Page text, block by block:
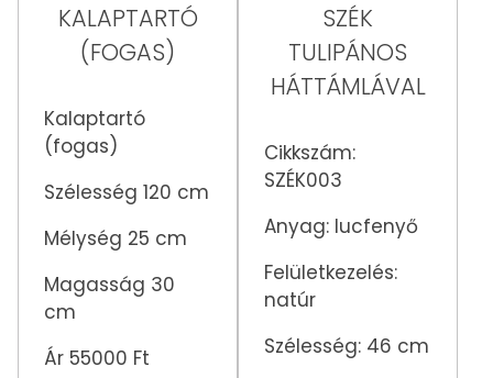
KALAPTARTÓ
(FOGAS)
Kalaptartó
(fogas)
Szélesség 120 cm
Mélység 25 cm
Magasság 30
cm
Ár 55000 Ft
SZÉK
TULIPÁNOS
HÁTTÁMLÁVAL
Cikkszám:
SZÉK003
Anyag: lucfenyő
Felületkezelés:
natúr
Szélesség: 46 cm